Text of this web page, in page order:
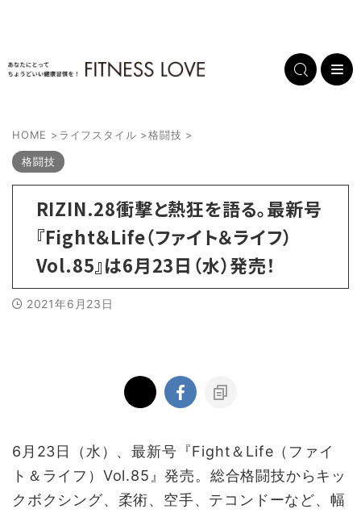
HOME >ライフスタイル >格闘技 >
格闘技
RIZIN.28衝撃と熱狂を語る。最新号
『Fight＆Life（ファイト＆ライフ）
Vol.85』は6月23日（水）発売！
2021年6月23日
6月23日（水）、最新号『Fight＆Life（ファイ
ト＆ライフ）Vol.85』発売。総合格闘技からキッ
クボクシング、柔術、空手、テコンドーなど、幅